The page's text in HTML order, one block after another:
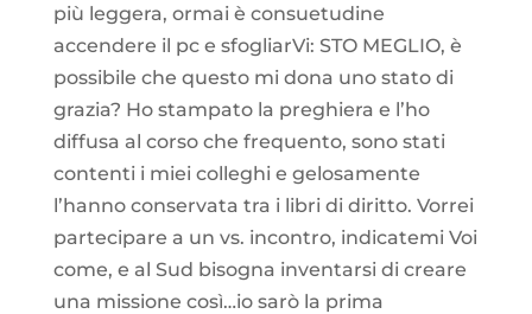
più leggera, ormai è consuetudine
accendere il pc e sfogliarVi: STO MEGLIO, è
possibile che questo mi dona uno stato di
grazia? Ho stampato la preghiera e l’ho
diffusa al corso che frequento, sono stati
contenti i miei colleghi e gelosamente
l’hanno conservata tra i libri di diritto. Vorrei
partecipare a un vs. incontro, indicatemi Voi
come, e al Sud bisogna inventarsi di creare
una missione così…io sarò la prima